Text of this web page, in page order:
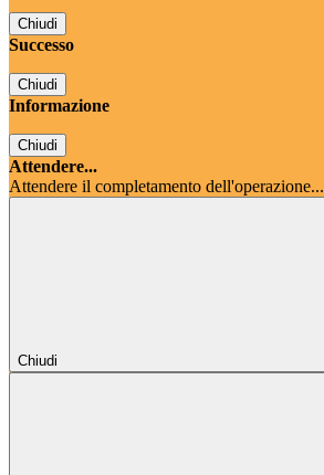
Chiudi
Successo
Chiudi
Informazione
Chiudi
Attendere...
Attendere il completamento dell'operazione...
Chiudi